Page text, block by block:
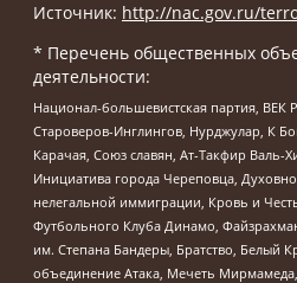
Источник: http://nac.gov.ru/
* Перечень общественных
деятельности:
Национал-большевистская партия,
Староверов-Инглингов, Нурджулар, К
Карачая, Союз славян, Ат-Такфир Валь-
Инициатива города Череповца,
нелегальной иммиграции, Кровь и
Футбольного Клуба Динамо,
им. Степана Бандеры, Братство, Белый
объединение Атака, Мечеть